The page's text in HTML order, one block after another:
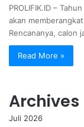
PROLIFIK.ID –
akan
Rencananya, calon
Read More »
Archives
Juli 2026